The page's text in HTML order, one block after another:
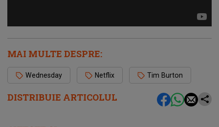
DISTRIBUIE ARTICOLUL
MAI MULTE DESPRE:
Wednesday Netflix Tim Burton